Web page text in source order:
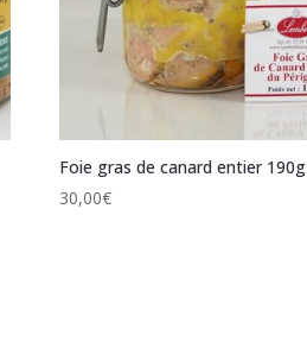
Foie gras de canard entier 190g
30,00€